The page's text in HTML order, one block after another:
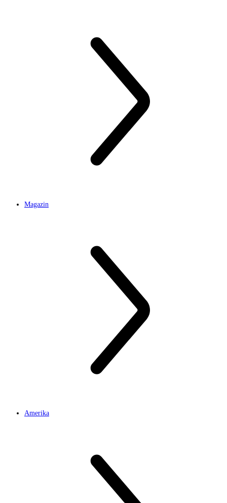
Magazin
Amerika